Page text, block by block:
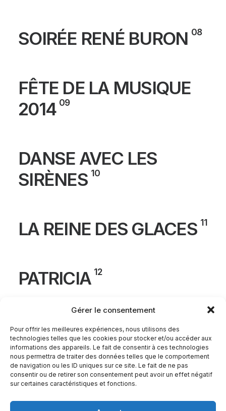
Gérer le consentement
Pour offrir les meilleures expériences, nous utilisons des
technologies telles que les cookies pour stocker et/ou accéder aux
informations des appareils. Le fait de consentir à ces technologies
nous permettra de traiter des données telles que le comportement
de navigation ou les ID uniques sur ce site. Le fait de ne pas
consentir ou de retirer son consentement peut avoir un effet négatif
sur certaines caractéristiques et fonctions.
SOIRÉE RENÉ BURON 08
FÊTE DE LA MUSIQUE
2014 09
DANSE AVEC LES
SIRÈNES10
LA REINE DES GLACES11
PATRICIA 12
FORUM DES
ASSOCIATIONS13